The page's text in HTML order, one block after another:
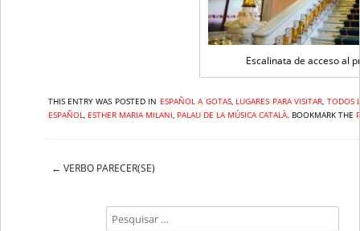
Escalinata de acceso al
THIS ENTRY WAS POSTED IN ESPAÑOL A GOTAS‏, LUGARES PARA VISITAR TODOS
ESPAÑOL
ESTHER MARIA MILANI PALAU DE LA MÚSICA CATALÀ. BOOKMARK THE
Post navigation
← VERBO PARECER(SE)
Search